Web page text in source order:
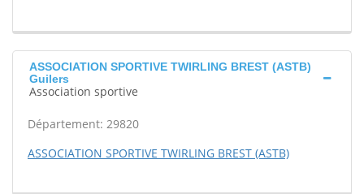
ASSOCIATION SPORTIVE TWIRLING BREST (ASTB)
Guilers
Association sportive
Département: 29820
ASSOCIATION SPORTIVE TWIRLING BREST (ASTB)